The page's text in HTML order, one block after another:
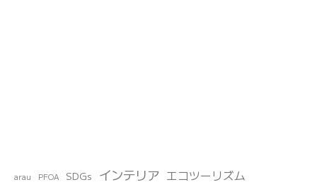
arau PFOA SDGs インテリア エコツーリズム